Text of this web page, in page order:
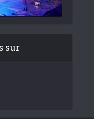
sur